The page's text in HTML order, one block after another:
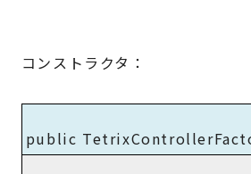
コンストラクタ：
public